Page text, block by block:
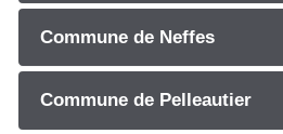
Commune de Neffes
Commune de Pelleautier